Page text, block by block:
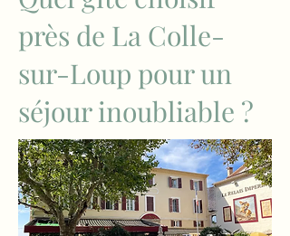
près de La Colle-
sur-Loup pour un
séjour inoubliable ?